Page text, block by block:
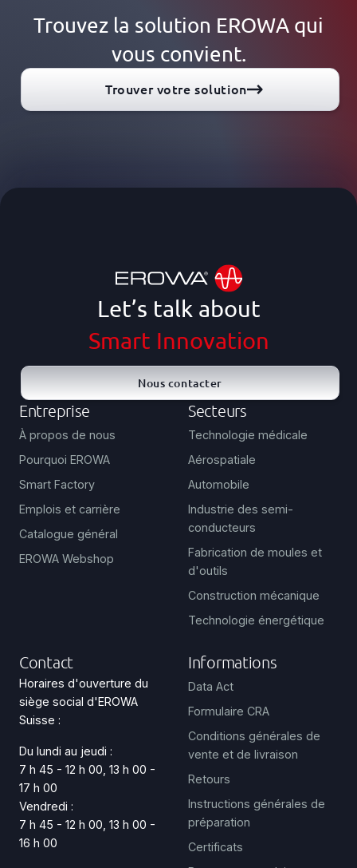
Trouvez la solution EROWA qui
vous convient.
Trouver votre solution
Let’s talk about
Smart Innovation
Nous contacter
Entreprise
À propos de nous
Pourquoi EROWA
Smart Factory
Emplois et carrière
Catalogue général
EROWA Webshop
Secteurs
Technologie médicale
Aérospatiale
Automobile
Industrie des semi-
conducteurs
Fabrication de moules et
d'outils
Construction mécanique
Technologie énergétique
Contact
Horaires d'ouverture du
siège social d'EROWA
Suisse :
Du lundi au jeudi :
7 h 45 - 12 h 00, 13 h 00 -
17 h 00
Vendredi :
7 h 45 - 12 h 00, 13 h 00 -
16 h 00
Informations
Data Act
Formulaire CRA
Conditions générales de
vente et de livraison
Retours
Instructions générales de
préparation
Certificats